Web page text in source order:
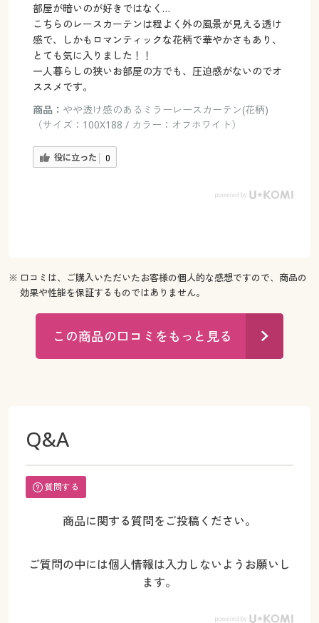
部屋が暗いのが好きではなく…
こちらのレースカーテンは程よく外の風景が見える透け
感で、しかもロマンティックな花柄で華やかさもあり、
とても気に入りました！！
一人暮らしの狭いお部屋の方でも、圧迫感がないのでオ
ススメです。
商品： やや透け感のあるミラーレースカーテン(花柄)
（サイズ：100X188 / カラー：オフホワイト）
役に立った 0
※ 口コミは、ご購入いただいたお客様の個人的な感想ですので、商品の
効果や性能を保証するものではありません。
この商品の口コミをもっと見る
Q&A
質問する
商品に関する質問をご投稿ください。
ご質問の中には個人情報は入力しないようお願いし
ます。